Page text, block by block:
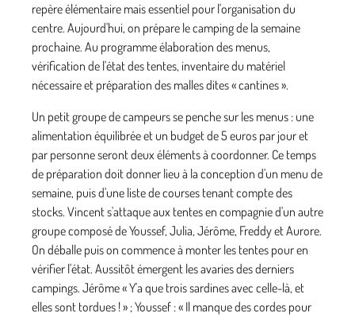
repère élémentaire mais essentiel pour l'organisation du
centre. Aujourd'hui, on prépare le camping de la semaine
prochaine. Au programme élaboration des menus,
vérification de l'état des tentes, inventaire du matériel
nécessaire et préparation des malles dites « cantines ».
Un petit groupe de campeurs se penche sur les menus : une
alimentation équilibrée et un budget de 5 euros par jour et
par personne seront deux éléments à coordonner. Ce temps
de préparation doit donner lieu à la conception d'un menu de
semaine, puis d'une liste de courses tenant compte des
stocks. Vincent s'attaque aux tentes en compagnie d'un autre
groupe composé de Youssef, Julia, Jérôme, Freddy et Aurore.
On déballe puis on commence à monter les tentes pour en
vérifier l'état. Aussitôt émergent les avaries des derniers
campings. Jérôme « Y'a que trois sardines avec celle-là, et
elles sont tordues ! » ; Youssef : « Il manque des cordes pour